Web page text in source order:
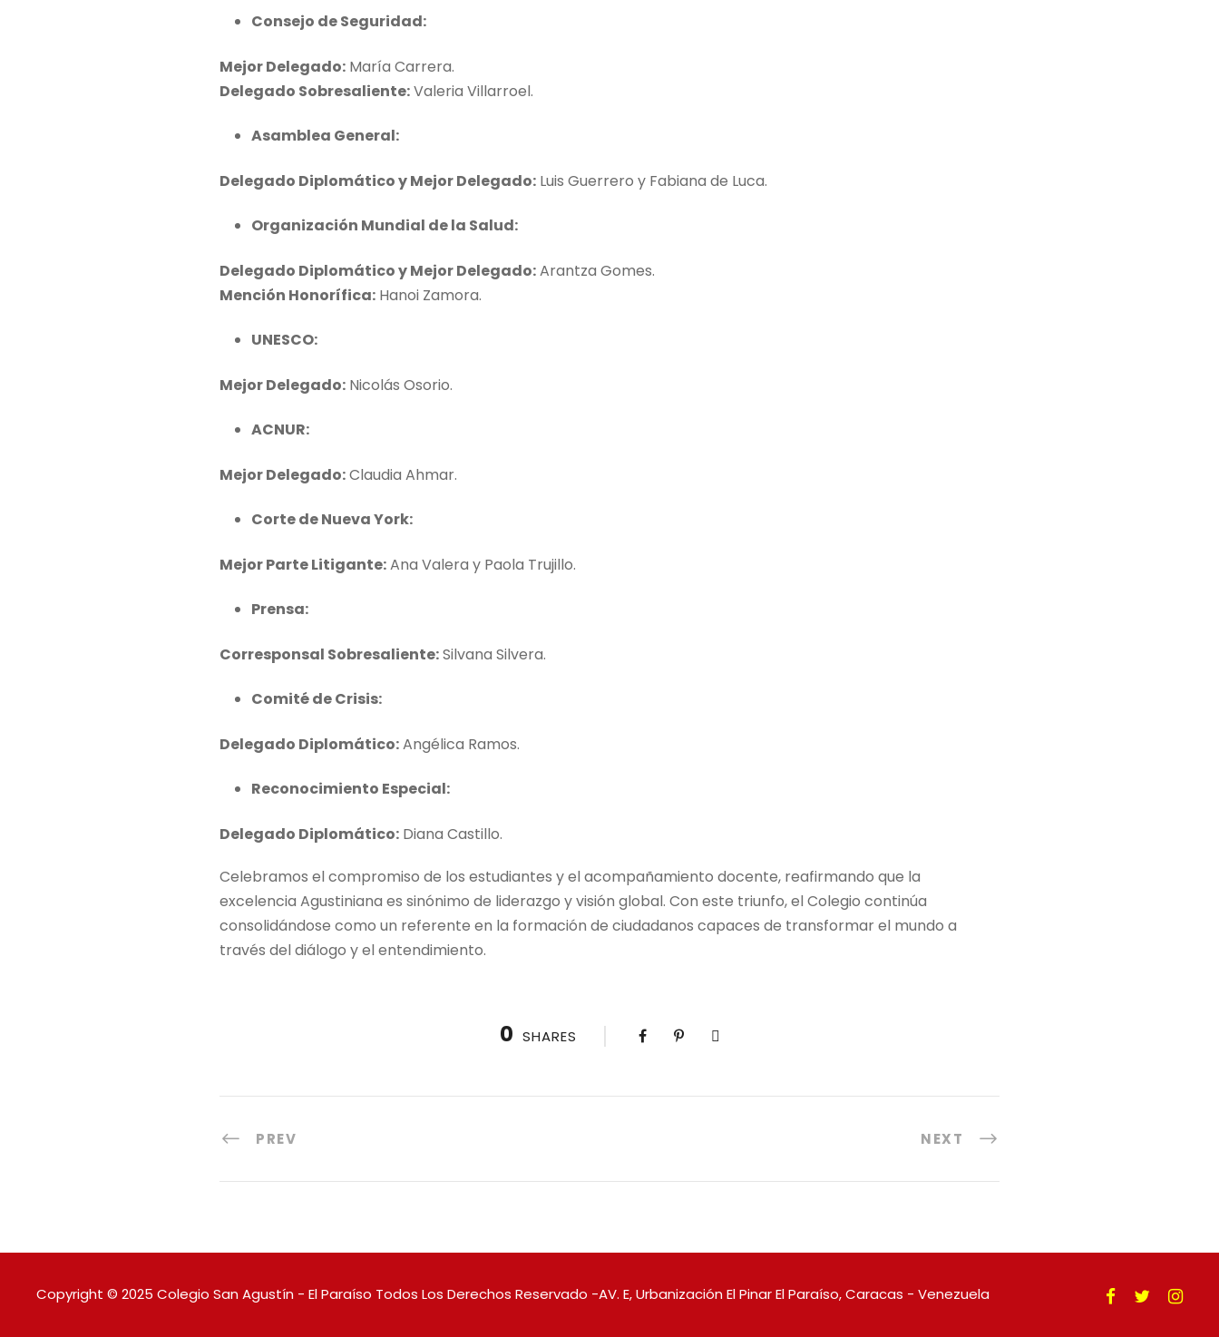
Consejo de Seguridad:
Mejor Delegado: María Carrera.
Delegado Sobresaliente:Valeria Villarroel.
Asamblea General:
Delegado Diplomático y Mejor Delegado: Luis Guerrero y Fabiana de Luca.
Organización Mundial de la Salud:
Delegado Diplomático y Mejor Delegado:Arantza Gomes.
Mención Honorífica: Hanoi Zamora.
UNESCO:
Mejor Delegado: Nicolás Osorio.
ACNUR:
Mejor Delegado:Claudia Ahmar.
Corte de Nueva York:
Mejor Parte Litigante:Ana Valera y Paola Trujillo.
Prensa:
Corresponsal Sobresaliente:Silvana Silvera.
Comité de Crisis:
Delegado Diplomático:Angélica Ramos.
Reconocimiento Especial:
Delegado Diplomático: Diana Castillo.
Celebramos el compromiso de los estudiantes y el acompañamiento docente, reafirmando que la
excelencia Agustiniana es sinónimo de liderazgo y visión global. Con este triunfo, el Colegio continúa
consolidándose como un referente en la formación de ciudadanos capaces de transformar el mundo a
través del diálogo y el entendimiento.
0 SHARES
PREV NEXT
Copyright © 2025 Colegio San Agustín - El Paraíso Todos Los Derechos Reservado -AV. E, Urbanización El Pinar El Paraíso, Caracas - Venezuela